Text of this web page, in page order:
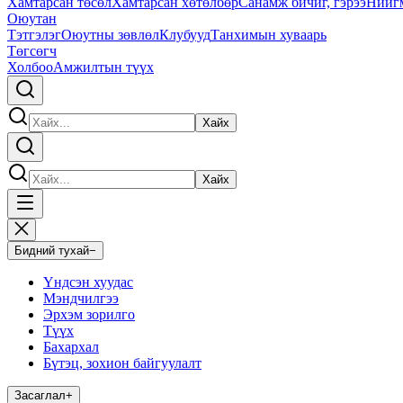
Оюутан
ТэтгэлэгОюутны зөвлөлКлубуудТанхимын хуваарь
Төгсөгч
ХолбооАмжилтын түүх
Хайх
Хайх
Бидний тухай−
Үндсэн хуудас
Мэндчилгээ
Эрхэм зорилго
Түүх
Бахархал
Бүтэц, зохион байгуулалт
Засаглал+